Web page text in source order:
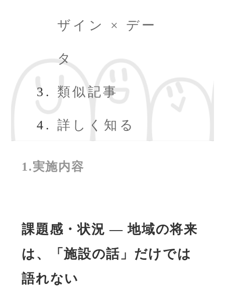
ザイン × デー
タ
類似記事
詳しく知る
1.実施内容
課題感・状況 ― 地域の将来
は、「施設の話」だけでは
語れない